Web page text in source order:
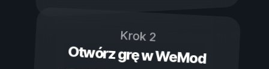
Krok 2
Otwórz grę w WeMod